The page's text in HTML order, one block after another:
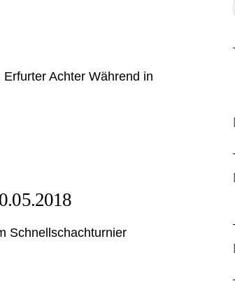
Achter Während in
Schnellschachturnier